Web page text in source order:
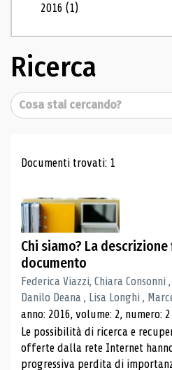
2016(1)
Ricerca
Cerca
Risultati di
Documenti trovati: 1
Chi siamo? La
documento
Federica Viazzi, Chiara Consonni
Danilo Deana , Lisa Longhi ,
anno: 2016, volume: 2, numero: 2
Le possibilità di ricerca e
offerte dalla rete Internet
progressiva perdita di